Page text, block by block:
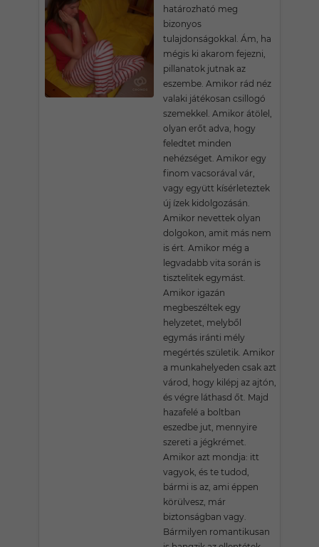
határozható meg
bizonyos
tulajdonságokkal. Ám, ha
mégis ki akarom fejezni,
pillanatok jutnak az
eszembe. Amikor rád néz
valaki játékosan csillogó
szemekkel. Amikor átölel,
olyan erőt adva, hogy
feledtet minden
nehézséget. Amikor egy
finom vacsorával vár,
vagy együtt kísérleteztek
új ízek kidolgozásán.
Amikor nevettek olyan
dolgokon, amit más nem
is ért. Amikor még a
legvadabb vita során is
tisztelitek egymást.
Amikor igazán
megbeszéltek egy
helyzetet, melyből
egymás iránti mély
megértés születik. Amikor
a munkahelyeden csak azt
várod, hogy kilépj az ajtón,
és végre láthasd őt. Majd
hazafelé a boltban
eszedbe jut, mennyire
szereti a jégkrémet.
Amikor azt mondja: itt
vagyok, és te tudod,
bármi is az, ami éppen
körülvesz, már
biztonságban vagy.
Bármilyen romantikusan